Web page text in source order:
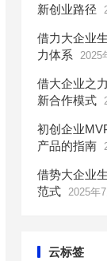
新创业路径
借力大企业
力体系
2025
借大企业之
新合作模式
初创企业
产品的指南
借势大企业
范式 2025年
云标签